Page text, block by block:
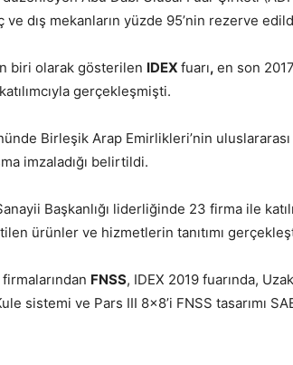
ve dış mekanların yüzde 95’nin rezerve
biri olarak gösterilen IDEX fuarı, en son
gerçekleşmişti.
Birleşik Arap Emirlikleri’nin
imzaladığı belirtildi.
Başkanlığı liderliğinde 23 firma ile
ürünler ve hizmetlerin tanıtımı
FNSS, IDEX 2019 fuarında,
sistemi ve Pars III 8×8’i FNSS tasarımı